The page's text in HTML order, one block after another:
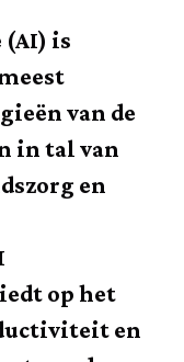
is
van de
in tal van
en
op het
en